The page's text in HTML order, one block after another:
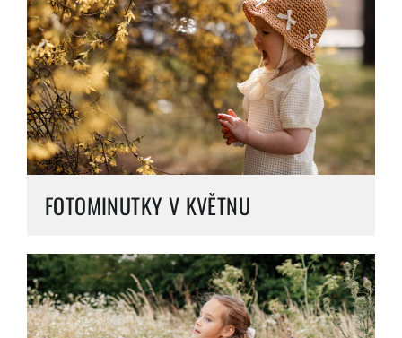
FOTOMINUTKY V KVĚTNU